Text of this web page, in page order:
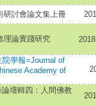
研討會論文集上冊
理論實踐研究
學報=Journal of
Academy of
壇輯四：人間佛教